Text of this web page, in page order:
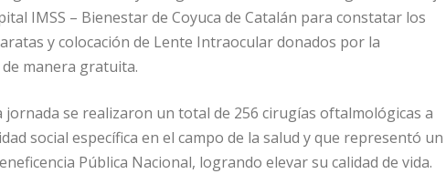
IMSS – Bienestar de Coyuca de Catalán para constatar los
y colocación de Lente Intraocular donados por la
manera gratuita.
se realizaron un total de 256 cirugías oftalmológicas a
social específica en el campo de la salud y que representó un
Pública Nacional, logrando elevar su calidad de vida.